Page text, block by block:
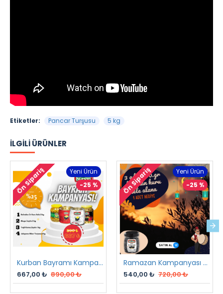
Etiketler: Pancar Turşusu 5 kg
İLGILI ÜRÜNLER
Yeni Ürün
-25 %
Ön Sipariş
Kurban Bayramı Kampanyası
667,00 ₺ 890,00 ₺
Yeni Ürün
-25 %
Ön Sipariş
Ramazan Kampanyası 2 2023
540,00 ₺ 720,00 ₺